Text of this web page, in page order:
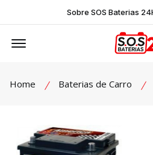
Sobre SOS Baterias
Home Baterias de Carro